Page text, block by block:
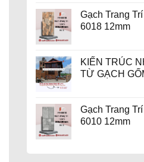
Gạch Trang
6018 12mm
KIẾN TRÚC
TỪ GẠCH
Gạch Trang
6010 12mm